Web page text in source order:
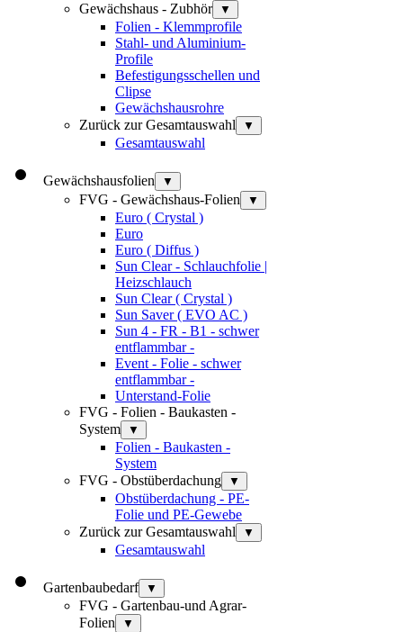
Gewächshaus - Zubhör
▼
Folien - Klemmprofile
Stahl- und Aluminium-
Profile
Befestigungsschellen und
Clipse
Gewächshausrohre
Zurück zur Gesamtauswahl
▼
Gesamtauswahl
Gewächshausfolien ▼
FVG - Gewächshaus-Folien ▼
Euro ( Crystal )
Euro
Euro ( Diffus )
Sun Clear - Schlauchfolie |
Heizschlauch
Sun Clear ( Crystal )
Sun Saver ( EVO AC )
Sun 4 - FR - B1 - schwer
entflammbar -
Event - Folie - schwer
entflammbar -
Unterstand-Folie
FVG - Folien - Baukasten -
System
▼
Folien - Baukasten -
System
FVG - Obstüberdachung
▼
Obstüberdachung - PE-
Folie und PE-Gewebe
Zurück zur Gesamtauswahl
▼
Gesamtauswahl
Gartenbaubedarf ▼
FVG - Gartenbau-und Agrar-
Folien
▼